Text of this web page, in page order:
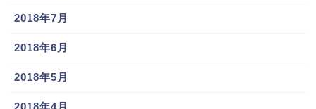
2018年7月
2018年6月
2018年5月